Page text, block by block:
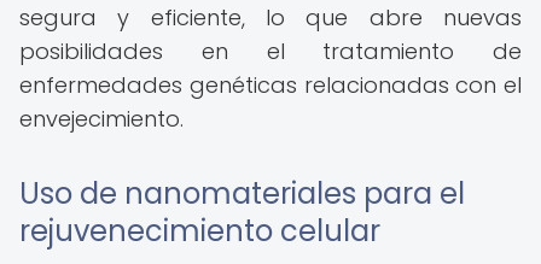
segura y eficiente, lo que abre nuevas
posibilidades en el tratamiento de
enfermedades genéticas relacionadas con el
envejecimiento.
Uso de nanomateriales para el
rejuvenecimiento celular